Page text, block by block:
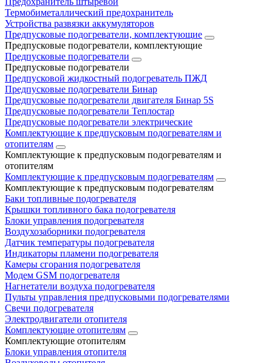
Термобиметаллический предохранитель
Устройства развязки аккумуляторов
Предпусковые подогреватели, комплектующие
Предпусковые подогреватели, комплектующие
Предпусковые подогреватели
Предпусковые подогреватели
Предпусковой жидкостный подогреватель ПЖД
Предпусковые подогреватели Бинар
Предпусковые подогреватели двигателя Бинар 5S
Предпусковые подогреватели Теплостар
Предпусковые подогреватели электрические
Комплектующие к предпусковым подогревателям и
отопителям
Комплектующие к предпусковым подогревателям и
отопителям
Комплектующие к предпусковым подогревателям
Комплектующие к предпусковым подогревателям
Баки топливные подогревателя
Крышки топливного бака подогревателя
Блоки управления подогревателя
Воздухозаборники подогревателя
Датчик температуры подогревателя
Индикаторы пламени подогревателя
Камеры сгорания подогревателя
Модем GSM подогревателя
Нагнетатели воздуха подогревателя
Пульты управления предпусковыми подогревателями
Свечи подогревателя
Электродвигатели отопителя
Комплектующие отопителям
Комплектующие отопителям
Блоки управления отопителя